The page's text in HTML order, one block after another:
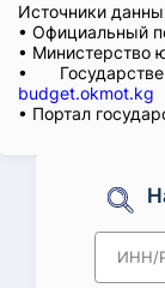
Источники
• Официальный
• Министерство
•
budget.okmot.kg
• Портал